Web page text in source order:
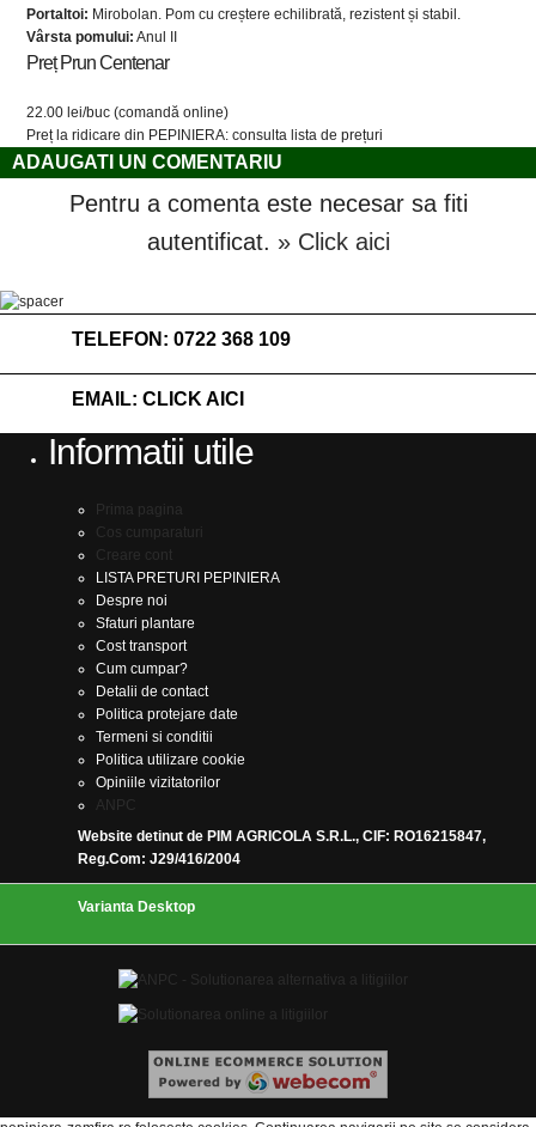
Portaltoi: Mirobolan. Pom cu creștere echilibrată, rezistent și stabil.
Vârsta pomului: Anul II
Preț Prun Centenar
22.00 lei/buc (comandă online)
Preț la ridicare din PEPINIERA: consulta lista de prețuri
ADAUGATI UN COMENTARIU
Pentru a comenta este necesar sa fiti
autentificat. » Click aici
TELEFON: 0722 368 109
EMAIL: CLICK AICI
Informatii utile
Prima pagina
Cos cumparaturi
Creare cont
LISTA PRETURI PEPINIERA
Despre noi
Sfaturi plantare
Cost transport
Cum cumpar?
Detalii de contact
Politica protejare date
Termeni si conditii
Politica utilizare cookie
Opiniile vizitatorilor
ANPC
Website detinut de PIM AGRICOLA S.R.L., CIF: RO16215847,
Reg.Com: J29/416/2004
Varianta Desktop